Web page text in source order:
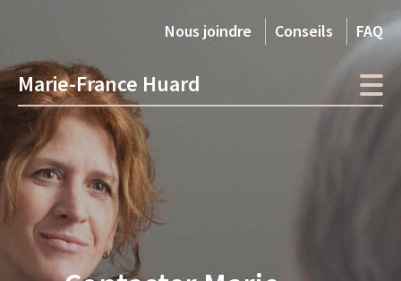
Nous joindre Conseils FAQ
Marie-France Huard